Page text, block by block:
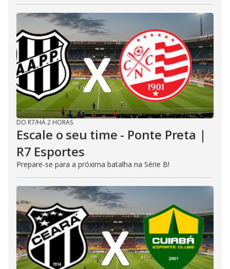
DO R7/HÁ 2 HORAS
Escale o seu time - Ponte Preta |
R7 Esportes
Prepare-se para a próxima batalha na Série B!